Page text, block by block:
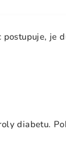
je
diabetu.